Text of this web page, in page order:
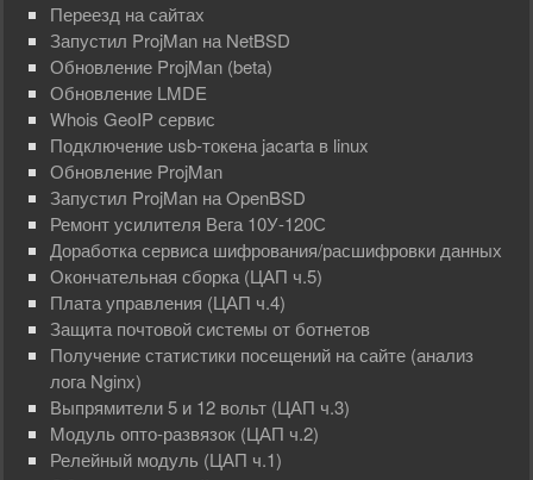
Переезд на сайтах
Запустил ProjMan на NetBSD
Обновление ProjMan (beta)
Обновлениe LMDE
Whois GeoIP сервис
Подключение usb-токена jacarta в linux
Обновление ProjMan
Запустил ProjMan на OpenBSD
Ремонт усилителя Вега 10У-120С
Доработка сервиса шифрования/расшифровки данных
Окончательная сборка (ЦАП ч.5)
Плата управления (ЦАП ч.4)
Защита почтовой системы от ботнетов
Получение статистики посещений на сайте (анализ
лога Nginx)
Выпрямители 5 и 12 вольт (ЦАП ч.3)
Mодуль опто-развязок (ЦАП ч.2)
Релейный модуль (ЦАП ч.1)